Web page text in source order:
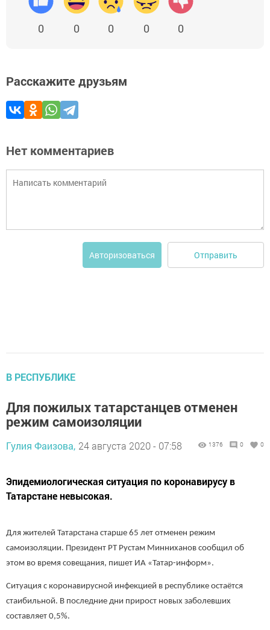
0 0 0 0 0
Расскажите друзьям
Нет комментариев
Авторизоваться Отправить
В РЕСПУБЛИКЕ
Для пожилых татарстанцев отменен
режим самоизоляции
Гулия Фаизова, 24 августа 2020 - 07:58 1376 0 0
Эпидемиологическая ситуация по коронавирусу в
Татарстане невысокая.
Для жителей Татарстана старше 65 лет отменен режим
самоизоляции. Президент РТ Рустам Минниханов сообщил об
этом во время совещания, пишет ИА «Татар-информ».
Ситуация с коронавирусной инфекцией в республике остаётся
стаибильной. В последние дни прирост новых заболевших
составляет 0,5%.